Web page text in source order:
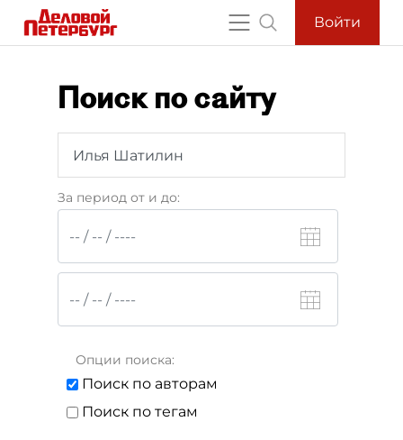
Войти
Поиск по сайту
За период от и до:
Опции поиска:
Поиск по авторам
Поиск по тегам